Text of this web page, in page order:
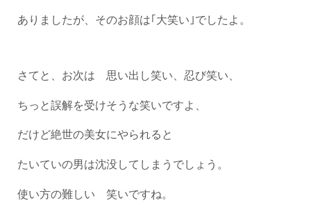
ありましたが、そのお顔は｢大笑い｣でしたよ。
さてと、お次は 思い出し笑い、忍び笑い、
ちっと誤解を受けそうな笑いですよ、
だけど絶世の美女にやられると
たいていの男は沈没してしまうでしょう。
使い方の難しい 笑いですね。